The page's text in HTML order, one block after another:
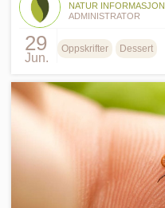
NATUR INFORMASJON
ADMINISTRATOR
29
Jun.
Oppskrifter Dessert